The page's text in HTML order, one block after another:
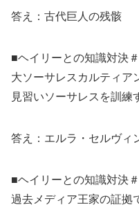
答え：古代巨人の残骸
■ヘイリーとの知識対決
大ソーサレスカルティア
見習いソーサレスを訓練
答え：エルラ・セルヴィ
■ヘイリーとの知識対決
過去メディア王家の証拠